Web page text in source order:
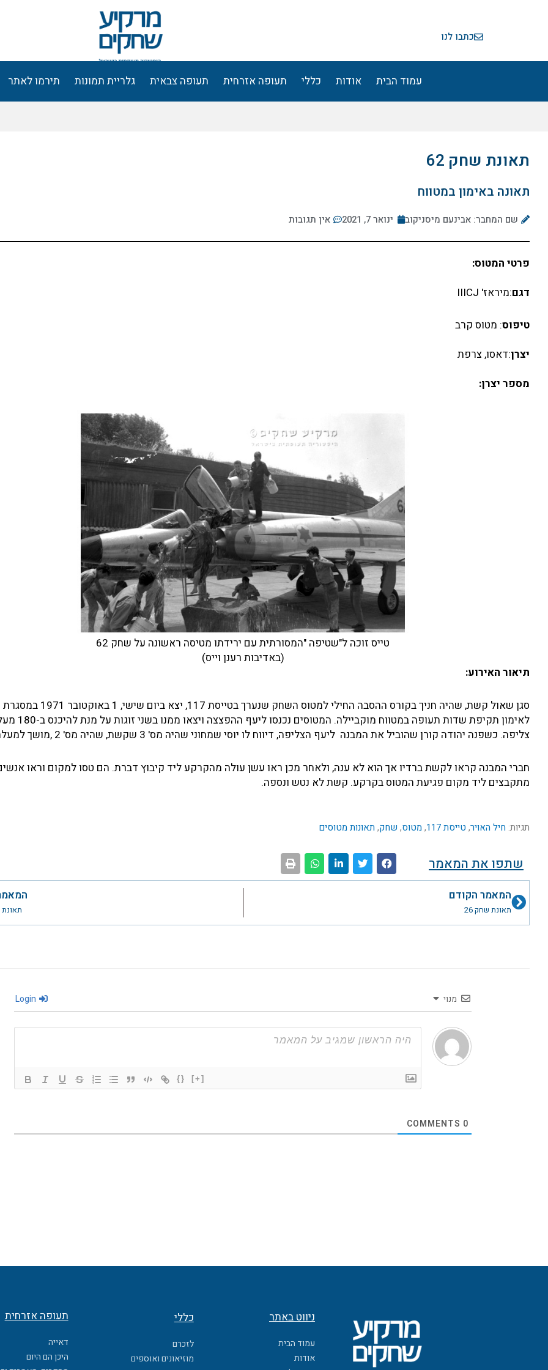
כתבו לנו
עמוד הבית אודות כללי תעופה אזרחית תעופה צבאית גלריית תמונות תירמו לאתר
תאונת שחק 62
תאונה באימון במטווח
שם המחבר: אבינעם מיסניקוב ינואר 7, 2021 אין תגובות
פרטי המטוס:
דגם:מיראז' IIICJ
טיפוס: מטוס קרב
יצרן:דאסו, צרפת
מספר יצרן:
טייס זוכה ל"שטיפה "המסורתית עם ירידתו מטיסה ראשונה על שחק 62
(באדיבות רענן וייס)
תיאור האירוע:
סגן שאול קשת, שהיה חניך בקורס ההסבה החילי למטוס השחק שנערך
לאימון תקיפת שדות תעופה
צליפה. כשפנה יהודה קורן שהוביל את המבנה ליעף הצליפה, דיווח לו יוסי שמחוני שהיה מס' 3 שקשת, שהיה מס' 2 ,מושך למעלה.
חברי המבנה קראו לקשת ברדיו אך הוא לא ענה, ולאחר מכן ראו עשן עולה מהקרקע ליד קיבוץ דברת. הם טסו למקום וראו
מתקבצים ליד מקום פגיעת המטוס בקרקע. קשת לא נטש ונספה.
תגיות: חיל האויר, טייסת 117 ,מטוס, שחק, תאונות מטוסים
שתפו את המאמר
קודםהמאמר הקודם
תאונת שחק 26 תאונת
מנוי
{} [+]
0
ניווט באתר
עמוד הבית
אודות
כללי
לזכרם
מוזיאונים ואוספים
תעופה אזרחית
דאייה
היכן הם היום